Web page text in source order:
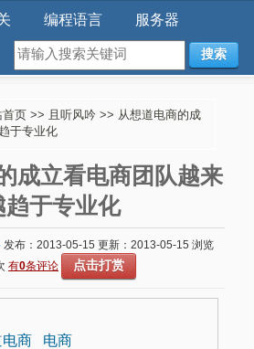
编程语言 服务器
搜索
首页 >> 且听风吟 >> 从想道电商的成
于专业化
成立看电商团队越来
趋于专业化
发布：2013-05-15 更新：2013-05-15 浏览
有0条评论 点击打赏
商 电商